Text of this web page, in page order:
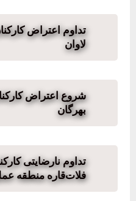
تداوم اعتراض
لاوان
شروع اعتراض
بهرگان
تداوم نارضایتی
فلات‌قاره منطقه